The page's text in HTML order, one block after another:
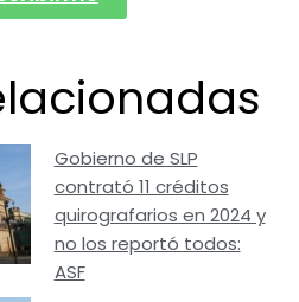
Gobierno de SLP
contrató 11 créditos
quirografarios en 2024 y
no los reportó todos:
ASF